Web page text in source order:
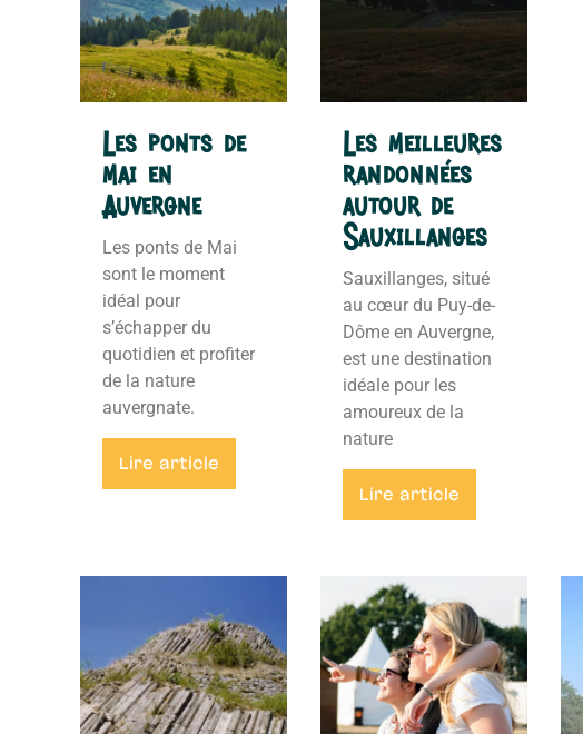
Les ponts de
mai en
Auvergne
Les ponts de Mai
sont le moment
idéal pour
s’échapper du
quotidien et profiter
de la nature
auvergnate.
Lire article
Les meilleures
randonnées
autour de
Sauxillanges
Sauxillanges, situé
au cœur du Puy-de-
Dôme en Auvergne,
est une destination
idéale pour les
amoureux de la
nature
Lire article